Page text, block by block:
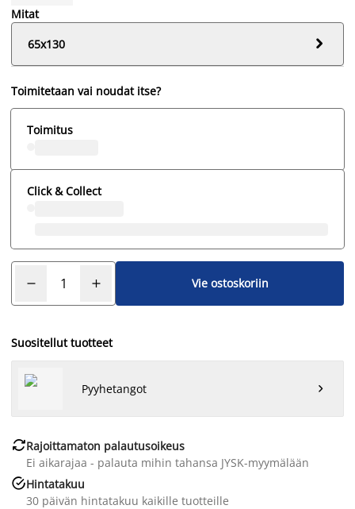
Mitat
65x130

Toimitetaan vai noudat itse?
Toimitus
Click & Collect
Vie ostoskoriin
Suositellut tuotteet
Pyyhetangot 
Rajoittamaton palautusoikeus
Ei aikarajaa - palauta mihin tahansa JYSK-myymälään
Hintatakuu
30 päivän hintatakuu kaikille tuotteille